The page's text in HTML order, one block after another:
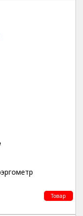
Товар